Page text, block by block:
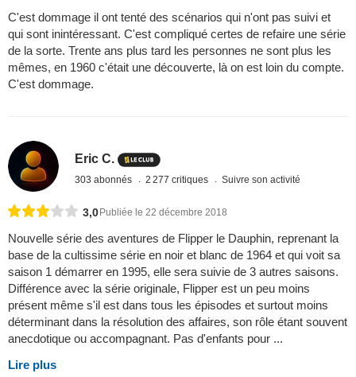
C'est dommage il ont tenté des scénarios qui n'ont pas suivi et
qui sont inintéressant. C'est compliqué certes de refaire une série
de la sorte. Trente ans plus tard les personnes ne sont plus les
mêmes, en 1960 c'était une découverte, là on est loin du compte.
C'est dommage.
Eric C.
303 abonnés 2 277 critiques Suivre son activité
3,0Publiée le 22 décembre 2018
Nouvelle série des aventures de Flipper le Dauphin, reprenant la
base de la cultissime série en noir et blanc de 1964 et qui voit sa
saison 1 démarrer en 1995, elle sera suivie de 3 autres saisons.
Différence avec la série originale, Flipper est un peu moins
présent même s'il est dans tous les épisodes et surtout moins
déterminant dans la résolution des affaires, son rôle étant souvent
anecdotique ou accompagnant. Pas d'enfants pour ...
Lire plus